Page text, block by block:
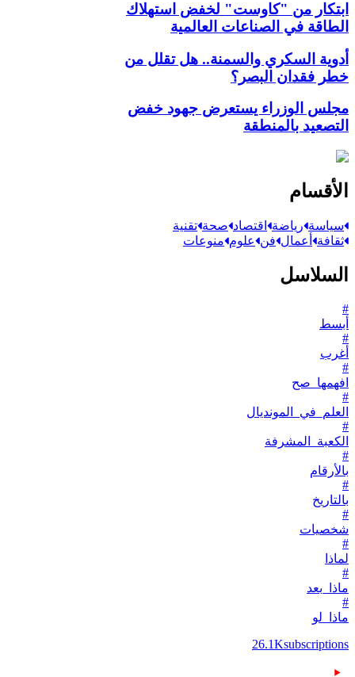
ابتكار من "كاوست" لخفض استهلاك
الطاقة في الصناعات العالمية
أدوية السكري والسمنة.. هل تقلل من
خطر فقدان البصر؟
مجلس الوزراء يستعرض جهود خفض
التصعيد بالمنطقة
الأقسام
سياسة رياضة اقتصاد صحة تقنية
ثقافة أعمال فن علوم منوعات
السلاسل
#
أبسط
#
أغرب
#
افهمها_صح
#
العلم_في_المونديال
#
الكعبة_المشرفة
#
بالأرقام
#
بالتاريخ
#
شخصيات
#
لماذا
#
ماذا_بعد
#
ماذا_لو
26.1Ksubscriptions